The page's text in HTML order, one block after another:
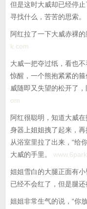
但是这时大威却已经停
寻找什么，苦苦的思索。
阿红拉了一下大威赤裸
k.com
大威一把夺过纸，看也
惊醒，一个熊抱紧紧的
威随即又失望的松开了
om
阿红很聪明，知道大威
身器上姐姐拽了起来，
从浴室里拉了出来，“给
大威的手里。
姐姐雪白的大腿正面有
已经不会红了，但是腿还
姐姐非常生气的说，“你